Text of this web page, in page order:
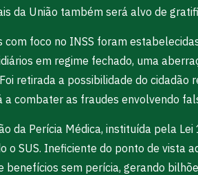
da União também será alvo de
foco no INSS foram
em regime fechado, uma
retirada a possibilidade do
a combater as fraudes envolvendo
da Perícia Médica, instituída pela
o SUS. Ineficiente do ponto de vista
sem perícia, gerando